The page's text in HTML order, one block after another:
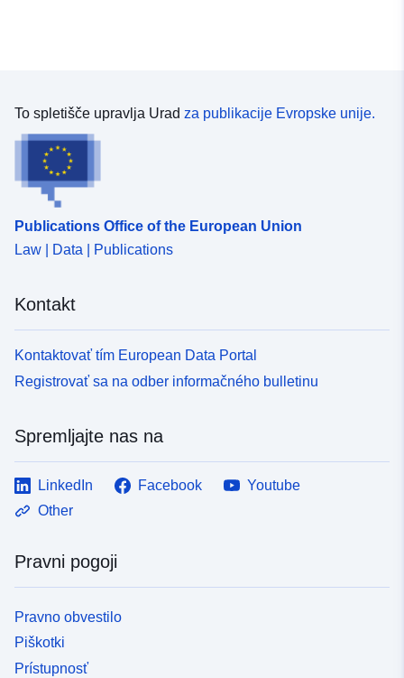
To spletišče upravlja Urad za publikacije Evropske unije.
Publications Office of the European Union
Law | Data | Publications
Kontakt
Kontaktovať tím European Data Portal
Registrovať sa na odber informačného bulletinu
Spremljajte nas na
LinkedIn Facebook
Youtube
Other
Pravni pogoji
Pravno obvestilo
Piškotki
Prístupnosť